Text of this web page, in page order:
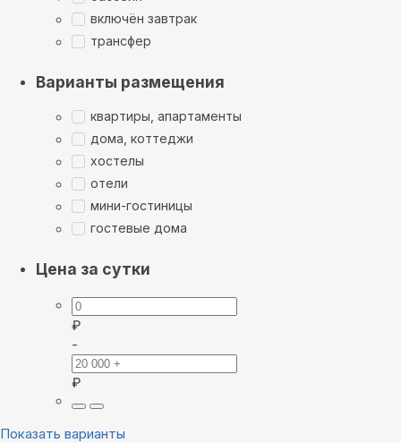
включён завтрак
трансфер
Варианты размещения
квартиры, апартаменты
дома, коттеджи
хостелы
отели
мини-гостиницы
гостевые дома
Цена за сутки
₽
-
₽
Показать варианты